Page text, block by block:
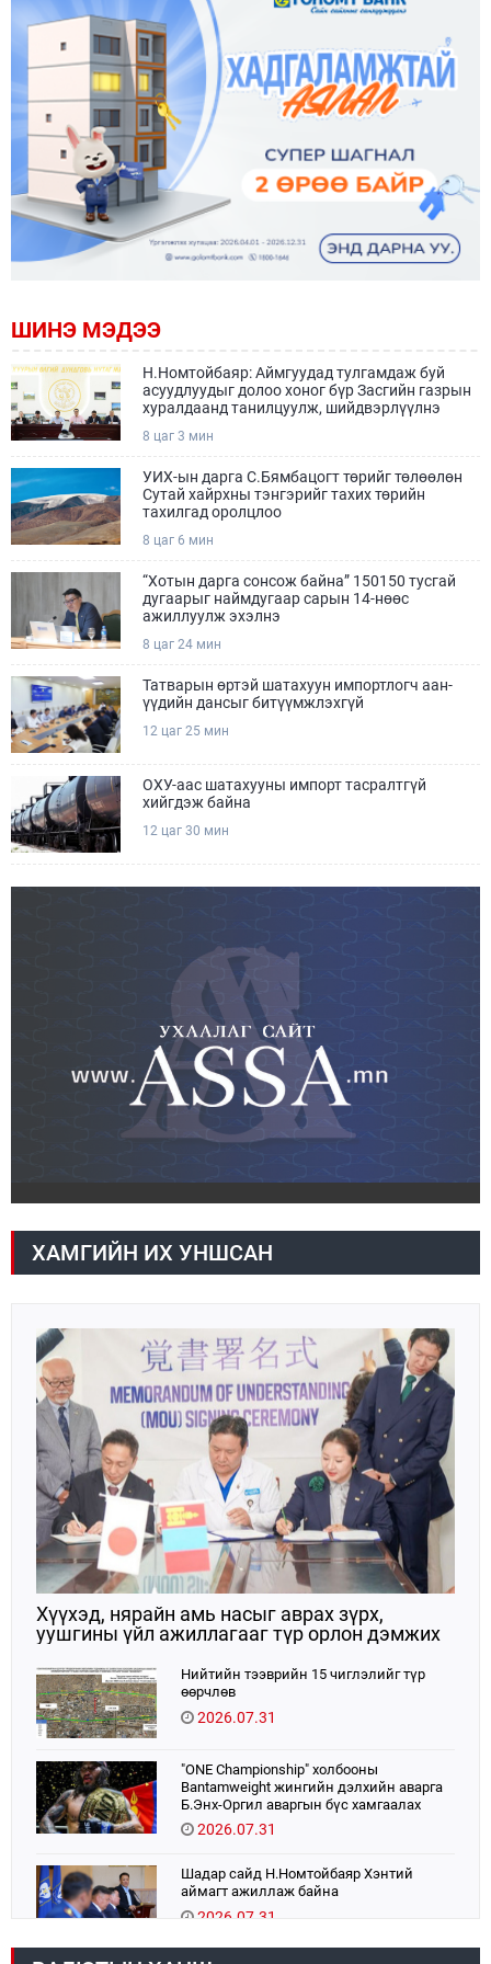
ШИНЭ МЭДЭЭ
Н.Номтойбаяр: Аймгуудад тулгамдаж буй
асуудлуудыг долоо хоног бүр Засгийн газрын
хуралдаанд танилцуулж, шийдвэрлүүлнэ
8 цаг 3 мин
УИХ-ын дарга С.Бямбацогт төрийг төлөөлөн
Сутай хайрхны тэнгэрийг тахих төрийн
тахилгад оролцлоо
8 цаг 6 мин
“Хотын дарга сонсож байна” 150150 тусгай
дугаарыг наймдугаар сарын 14-нөөс
ажиллуулж эхэлнэ
8 цаг 24 мин
Татварын өртэй шатахуун импортлогч аан-
үүдийн дансыг битүүмжлэхгүй
12 цаг 25 мин
ОХУ-аас шатахууны импорт тасралтгүй
хийгдэж байна
12 цаг 30 мин
ХАМГИЙН ИХ УНШСАН
Хүүхэд, нярайн амь насыг аврах зүрх,
уушгины үйл ажиллагааг түр орлон дэмжих
Нийтийн тээврийн 15 чиглэлийг түр
өөрчлөв
2026.07.31
"ONE Championship" холбооны
Bantamweight жингийн дэлхийн аварга
Б.Энх-Оргил аваргын бүс хамгаалах
тулаанаа өнөөдөр хийнэ.
2026.07.31
Шадар сайд Н.Номтойбаяр Хэнтий
аймагт ажиллаж байна
2026.07.31